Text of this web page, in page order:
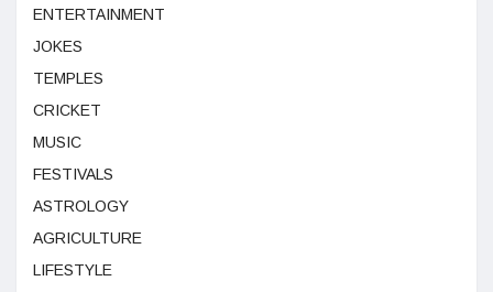
ENTERTAINMENT
JOKES
TEMPLES
CRICKET
MUSIC
FESTIVALS
ASTROLOGY
AGRICULTURE
LIFESTYLE